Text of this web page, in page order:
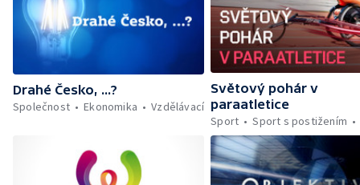
Drahé Česko, ...?
Společnost
Ekonomika Vzdělávací
Světový pohár v
paraatletice
Sport
Sport s postižením